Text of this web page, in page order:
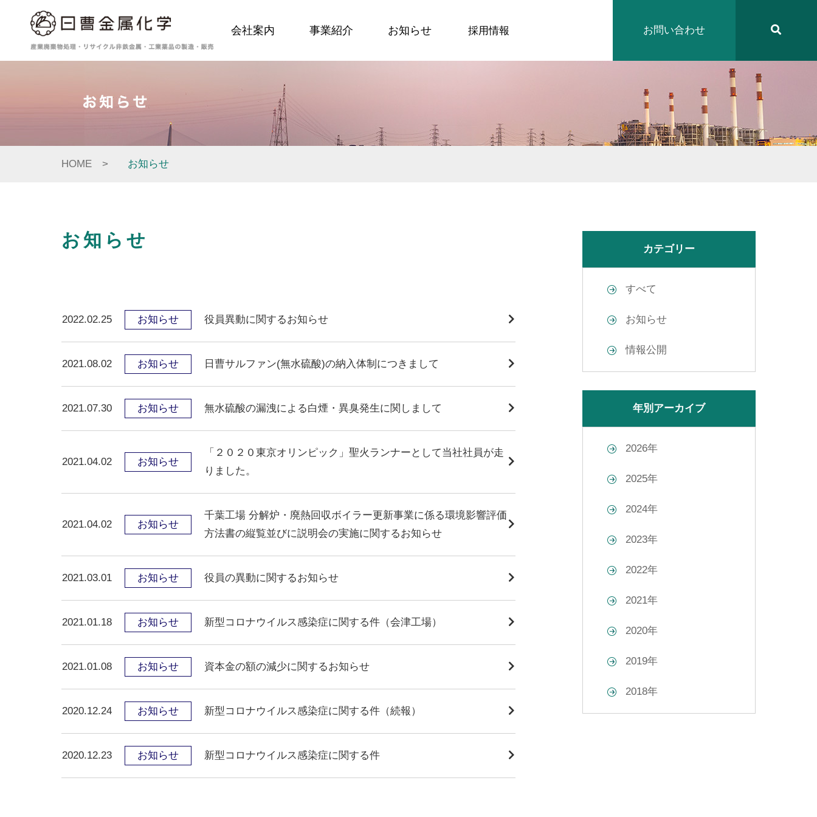
会社案内 事業紹介 お知らせ 採用情報 お問い合わせ
HOME お知らせ
お知らせ
2022.02.25 お知らせ 役員異動に関するお知らせ
2021.08.02 お知らせ 日曹サルファン(無水硫酸)の納入体制につきまして
2021.07.30 お知らせ 無水硫酸の漏洩による白煙・異臭発生に関しまして
2021.04.02 お知らせ
「２０２０東京オリンピック」聖火ランナーとして当社社員が走
りました。
2021.04.02 お知らせ
千葉工場 分解炉・廃熱回収ボイラー更新事業に係る環境影響評価
方法書の縦覧並びに説明会の実施に関するお知らせ
2021.03.01 お知らせ 役員の異動に関するお知らせ
2021.01.18 お知らせ 新型コロナウイルス感染症に関する件（会津工場）
2021.01.08 お知らせ 資本金の額の減少に関するお知らせ
2020.12.24 お知らせ 新型コロナウイルス感染症に関する件（続報）
2020.12.23 お知らせ 新型コロナウイルス感染症に関する件
カテゴリー
すべて
お知らせ
情報公開
年別アーカイブ
2026年
2025年
2024年
2023年
2022年
2021年
2020年
2019年
2018年